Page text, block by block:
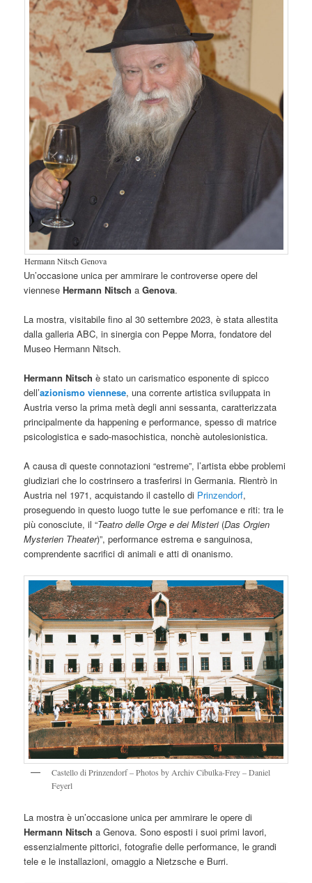
Hermann Nitsch Genova
Un’occasione unica per ammirare le controverse opere del
vienneseHermann Nitsch aGenova.
La mostra, visitabile fino al 30 settembre 2023, è stata allestita
dalla galleria ABC, in sinergia con Peppe Morra, fondatore del
Museo Hermann Nitsch.
Hermann Nitsch è stato un carismatico esponente di spicco
dell’azionismo viennese, una corrente artistica sviluppata in
Austria verso la prima metà degli anni sessanta, caratterizzata
principalmente da happening e performance, spesso di matrice
psicologistica e sado-masochistica, nonchè autolesionistica.
A causa di queste connotazioni “estreme”, l’artista ebbe problemi
giudiziari che lo costrinsero a trasferirsi in Germania. Rientrò in
Austria nel 1971, acquistando il castello di Prinzendorf,
proseguendo in questo luogo tutte le sue perfomance e riti: tra le
più conosciute, il “Teatro delle Orge e dei Misteri(Das Orgien
Mysterien Theater)”, performance estrema e sanguinosa,
comprendente sacrifici di animali e atti di onanismo.
Castello di Prinzendorf – Photos by Archiv Cibulka-Frey – Daniel
Feyerl
La mostra è un’occasione unica per ammirare le opere di
Hermann Nitsch a Genova. Sono esposti i suoi primi lavori,
essenzialmente pittorici, fotografie delle performance, le grandi
tele e le installazioni, omaggio a Nietzsche e Burri.